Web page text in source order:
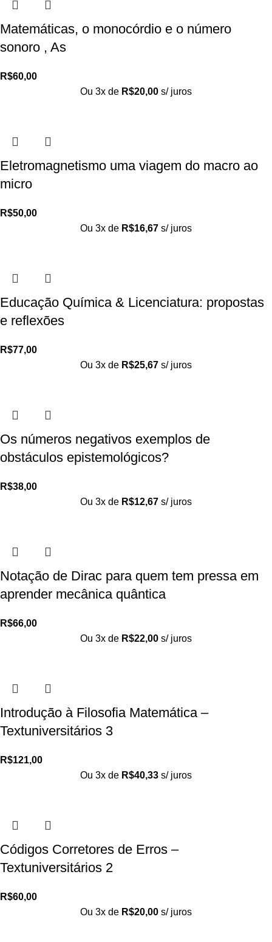
Matemáticas, o monocórdio e o número
sonoro , As
R$60,00
Ou 3x de R$20,00 s/ juros
Eletromagnetismo uma viagem do macro ao
micro
R$50,00
Ou 3x de R$16,67 s/ juros
Educação Química & Licenciatura: propostas
e reflexões
R$77,00
Ou 3x de R$25,67 s/ juros
Os números negativos exemplos de
obstáculos epistemológicos?
R$38,00
Ou 3x de R$12,67 s/ juros
Notação de Dirac para quem tem pressa em
aprender mecânica quântica
R$66,00
Ou 3x de R$22,00 s/ juros
Introdução à Filosofia Matemática –
Textuniversitários 3
R$121,00
Ou 3x de R$40,33 s/ juros
Códigos Corretores de Erros –
Textuniversitários 2
R$60,00
Ou 3x de R$20,00 s/ juros